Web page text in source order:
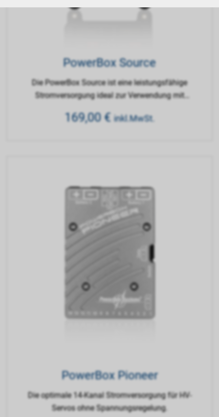
PowerBox Source
Die PowerBox Source ist eine leistungsfähige
Stromversorgung ideal zur Verwendung mit
169,00€ inkl.MwSt.
PowerBox Pioneer
Die optimale 14-Kanal Stromversorgung für HV-
Servos ohne Spannungsregelung.